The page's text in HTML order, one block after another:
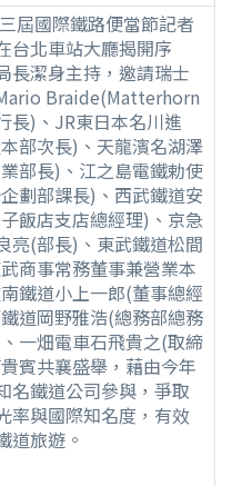
屆國際鐵路便當節記者
台北車站大廳揭開序
長潔身主持，邀請瑞士
Braide(Matterhorn
長)、JR東日本名川進
部次長)、天龍濱名湖澤
部長)、江之島電鐵勅使
劃部課長)、西武鐵道安
飯店支店總經理)、京急
亮(部長)、東武鐵道松間
商事常務董事兼營業本
鐵道小上一郎(董事總經
道岡野雅浩(總務部總務
一畑電車石飛貴之(取締
賓共襄盛舉，藉由今年
名鐵道公司參與，爭取
率與國際知名度，有效
道旅遊。